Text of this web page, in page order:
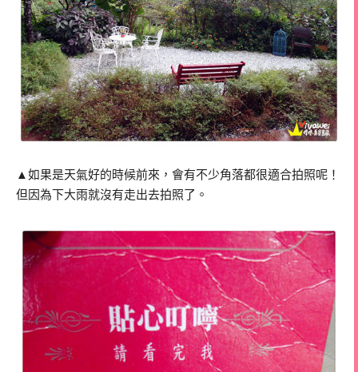
▲如果是天氣好的時候前來，會有不少角落都很適合拍照呢！
但因為下大雨就沒有走出去拍照了。